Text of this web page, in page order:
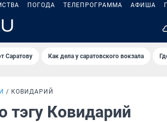
ПОГОДА ТЕЛЕПРОГРАММА АФИША
Саратову Как дела у саратовского вокзала
КОВИДАРИЙ
тэгу Ковидарий